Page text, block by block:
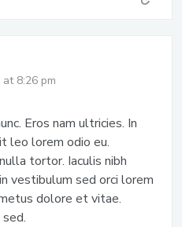
8:26 pm
Eros nam ultricies. In
leo lorem odio eu.
tortor. Iaculis nibh
vestibulum sed orci lorem
dolore et vitae.